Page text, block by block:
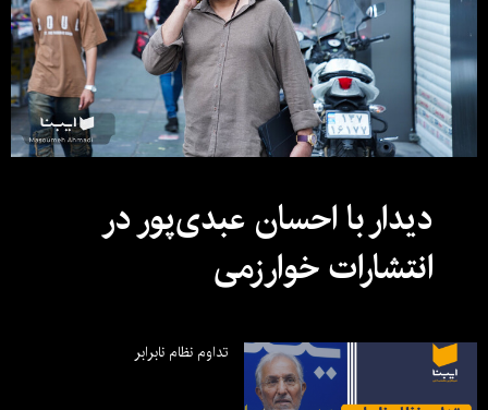
دیدار با احسان عبدی‌پور در
انتشارات خوارزمی
تداوم نظام نابرابر